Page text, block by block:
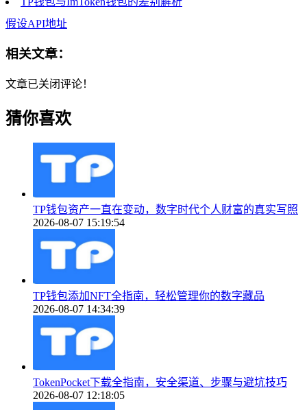
假设API地址
相关文章：
文章已关闭评论！
猜你喜欢
TP钱包资产一直在变动，数字时代个人财富的真实写照
2026-08-07 15:19:54
TP钱包添加NFT全指南，轻松管理你的数字藏品
2026-08-07 14:34:39
TokenPocket下载全指南，安全渠道、步骤与避坑技巧
2026-08-07 12:18:05